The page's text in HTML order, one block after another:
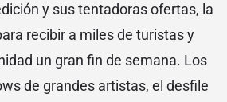
y sus tentadoras ofertas, la
recibir a miles de turistas y
un gran fin de semana. Los
de grandes artistas, el desfile